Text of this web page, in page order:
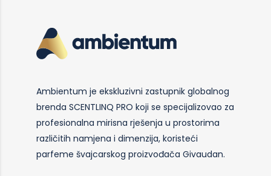
Ambientum je ekskluzivni zastupnik globalnog
brenda SCENTLINQ PRO koji se specijalizovao za
profesionalna mirisna rješenja u prostorima
različitih namjena i dimenzija, koristeći
parfeme švajcarskog proizvođača Givaudan.